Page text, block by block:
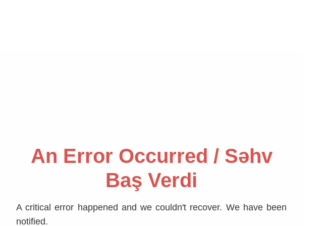
An Error Occurred / Səhv
Baş Verdi
A critical error happened and we couldn't recover. We have been
notified.